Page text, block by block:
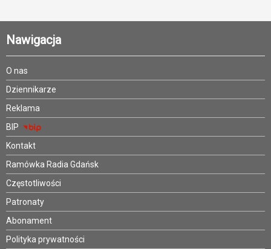
Nawigacja
O nas
Dziennikarze
Reklama
BIP
Kontakt
Ramówka Radia Gdańsk
Częstotliwości
Patronaty
Abonament
Polityka prywatności